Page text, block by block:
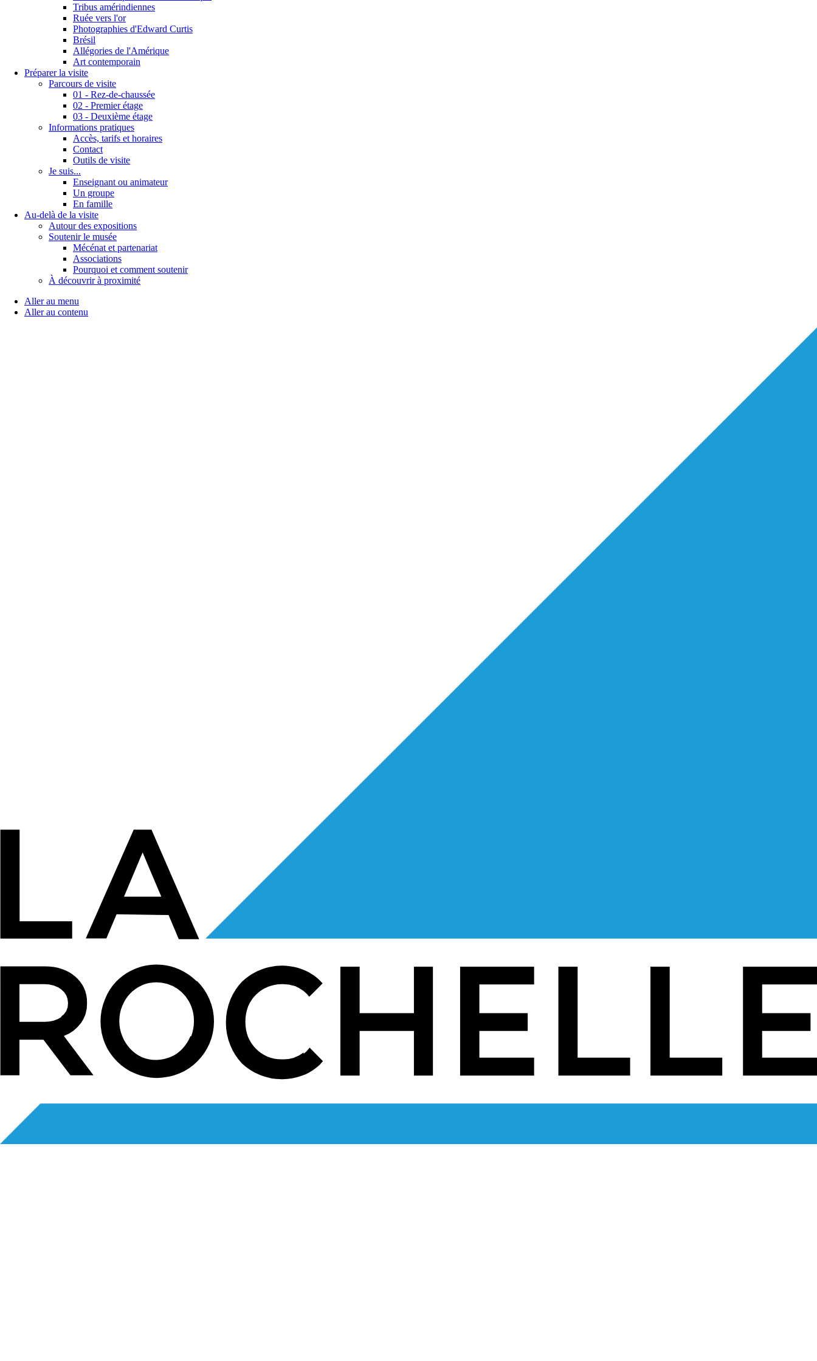
Tribus amérindiennes
Ruée vers l'or
Photographies d'Edward Curtis
Brésil
Allégories de l'Amérique
Art contemporain
Préparer la visite
Parcours de visite
01 - Rez-de-chaussée
02 - Premier étage
03 - Deuxième étage
Informations pratiques
Accès, tarifs et horaires
Contact
Outils de visite
Je suis...
Enseignant ou animateur
Un groupe
En famille
Au-delà de la visite
Autour des expositions
Soutenir le musée
Mécénat et partenariat
Associations
Pourquoi et comment soutenir
À découvrir à proximité
Aller au menu
Aller au contenu